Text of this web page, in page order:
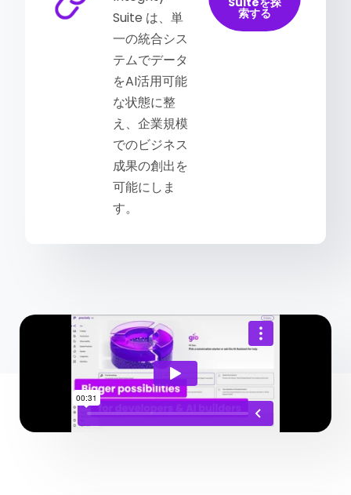
Suite は、単
一の統合シス
テムでデータ
をAI活用可能
な状態に整
え、企業規模
でのビジネス
成果の創出を
可能にしま
す。
索する